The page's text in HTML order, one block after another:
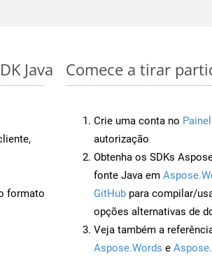
Java
formato
Comece a tirar
Crie uma conta no Painel
autorização
Obtenha os SDKs
fonte Java em
GitHub para compilar/
opções alternativas de
Veja também a
Aspose.Words e